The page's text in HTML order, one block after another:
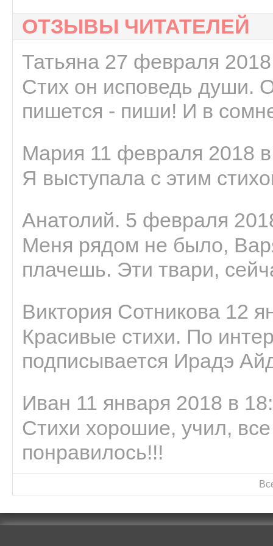
ОТЗЫВЫ ЧИТАТЕЛЕЙ
Татьяна 27 февраля
Стих он исповедь души.
пишется - пиши! И в
Мария 11 февраля 2018
Я выступала с этим
Анатолий. 5 февраля
Меня рядом не было,
плачешь. Эти твари,
Виктория Сотникова 12
Красивые стихи. По
подписывается Ирадэ
Иван 11 января 2018 в
Стихи хорошие, учил,
понравилось!!!